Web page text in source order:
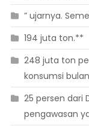
” ujarnya.
194 juta ton.**
248 juta ton
konsumsi
25 persen dari
pengawasan